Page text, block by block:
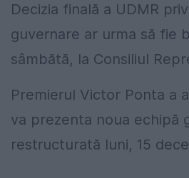
Decizia finală a UDMR
guvernare ar urma să fie
sâmbătă, la Consiliul
Premierul Victor Ponta a
va prezenta noua echipă
restructurată luni, 15